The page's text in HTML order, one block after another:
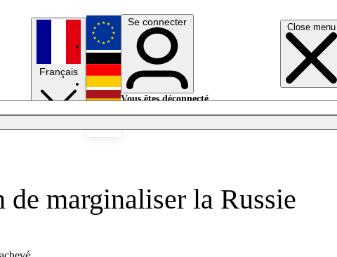
Close menu
Français
English
Deutsch
Se connecter
Vous êtes déconnecté.
marginaliser la Russie